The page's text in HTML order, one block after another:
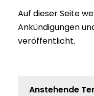
Auf dieser Seite
Ankündigungen
veröffentlicht.
Anstehende